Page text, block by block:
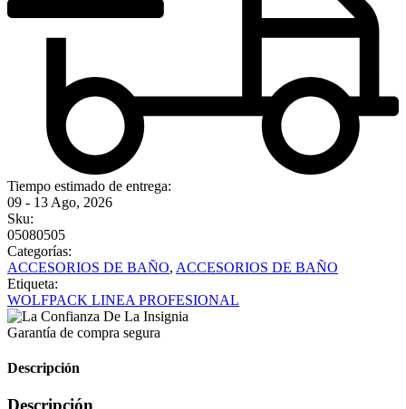
Tiempo estimado de entrega:
09 - 13 Ago, 2026
Sku:
05080505
Categorías:
ACCESORIOS DE BAÑO, ACCESORIOS DE BAÑO
Etiqueta:
WOLFPACK LINEA PROFESIONAL
Garantía de compra segura
Descripción
Descripción